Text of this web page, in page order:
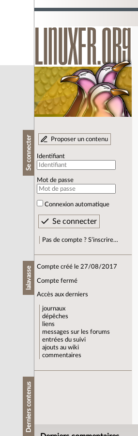
Se connecter Proposer un contenu
Identifiant
Mot de passe
Connexion automatique
Pas de compte ? S’inscrire…
lalavasse Compte créé le 27/08/2017
Compte fermé
Accès aux derniers
journaux
dépêches
liens
messages sur les forums
entrées du suivi
ajouts au wiki
commentaires
Derniers contenus